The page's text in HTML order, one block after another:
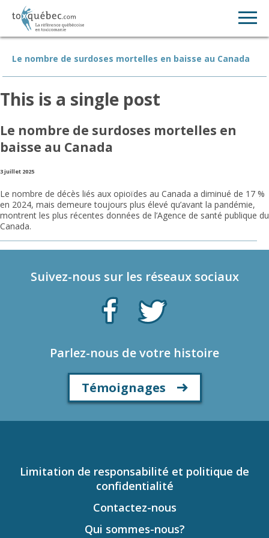
Le nombre de surdoses mortelles en baisse au Canada
This is a single post
Le nombre de surdoses mortelles en
baisse au Canada
3 juillet 2025
Le nombre de décès liés aux opioïdes au Canada a diminué de 17 %
en 2024, mais demeure toujours plus élevé qu’avant la pandémie,
montrent les plus récentes données de l’Agence de santé publique du
Canada.
Suivez-nous sur les réseaux sociaux
Parlez-nous de votre histoire
Témoignages
Limitation de responsabilité et politique de
confidentialité
Contactez-nous
Qui sommes-nous?